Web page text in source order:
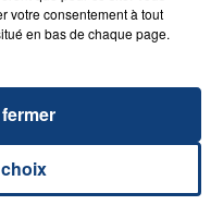
: UNE FEMME ET
LA...
bébé de trois mois
votre consentement à tout
en bas de chaque page.